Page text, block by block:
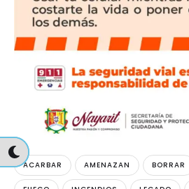
ACARBAR AMENAZAN BORRAR